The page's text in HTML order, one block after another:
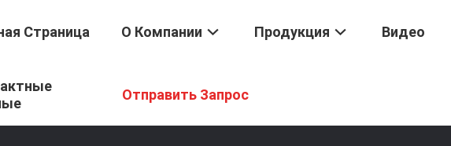
Страница О Компании Продукция Видео
Отправить Запрос
/ Части Подвергли Механической Обработке Точностью, Который